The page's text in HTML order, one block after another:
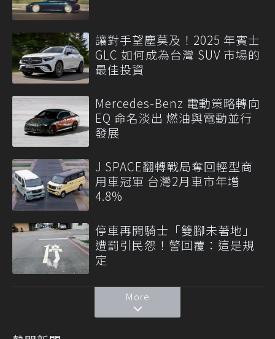
讓對手望塵莫及！2025 年賓士
GLC 如何成為台灣 SUV 市場的
最佳投資
Mercedes-Benz 電動策略轉向
EQ 命名淡出 燃油與電動並行
發展
J SPACE翻轉戰局奪回輕型商
用車冠軍 台灣2月車市年增
4.8%
停車再開騎士「雙腳未著地」
遭罰引民怨！警回覆：這是規
定
More